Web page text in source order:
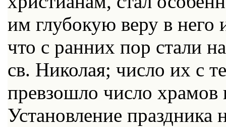
им глубокую веру в
что с ранних пор стали
св. Николая; число их с
превзошло число храмов
Установление праздника